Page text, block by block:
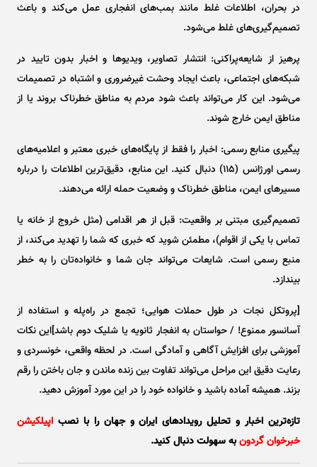
در بحران، اطلاعات غلط مانند بمب‌های انفجاری عمل می‌کند و باعث
تصمیم‌گیری‌های غلط می‌شود.
پرهیز از شایعه‌پراکنی: انتشار تصاویر، ویدیو‌ها و اخبار بدون تایید در
شبکه‌های اجتماعی، باعث ایجاد وحشت غیرضروری و اشتباه در تصمیمات
می‌شود. این کار می‌تواند باعث شود مردم به مناطق خطرناک بروند یا از
مناطق ایمن خارج شوند.
پیگیری منابع رسمی: اخبار را فقط از پایگاه‌های خبری معتبر و اعلامیه‌های
رسمی اورژانس (۱۱۵) دنبال کنید. این منابع، دقیق‌ترین اطلاعات را درباره
مسیر‌های ایمن، مناطق خطرناک و وضعیت حمله ارائه می‌دهند.
تصمیم‌گیری مبتنی بر واقعیت: قبل از هر اقدامی (مثل خروج از خانه یا
تماس با یکی از اقوام)، مطمئن شوید که خبری که شما را تهدید می‌کند، از
منبع رسمی است. شایعات می‌تواند جان شما و خانواده‌تان را به خطر
بیندازد.
[پروتکل نجات در طول حملات هوایی؛ تجمع در راه‌پله و استفاده از
آسانسور ممنوع! / حواستان به انفجار ثانویه یا شلیک دوم باشد]این نکات
آموزشی برای افزایش آگاهی و آمادگی است. در لحظه واقعی، خونسردی و
رعایت دقیق این مراحل می‌تواند تفاوت بین زنده ماندن و جان باختن را رقم
بزند. همیشه آماده باشید و خانواده خود را در این مورد آموزش دهید.
تازه‌ترین اخبار و تحلیل‌ رویدادهای ایران و جهان را با نصب اپیلکیشن
خبرخوان گردونبه سهولت دنبال کنید.